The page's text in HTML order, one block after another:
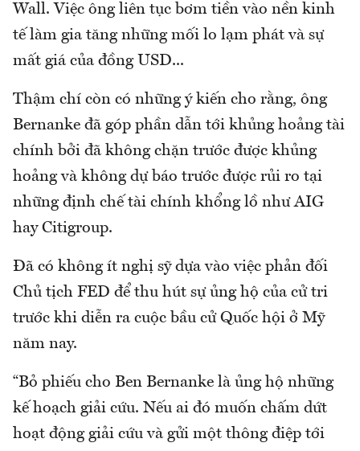
Wall. Việc ông liên tục bơm tiền vào nền kinh
tế làm gia tăng những mối lo lạm phát và sự
mất giá của đồng USD...
Thậm chí còn có những ý kiến cho rằng, ông
Bernanke đã góp phần dẫn tới khủng hoảng tài
chính bởi đã không chặn trước được khủng
hoảng và không dự báo trước được rủi ro tại
những định chế tài chính khổng lồ như AIG
hay Citigroup.
Đã có không ít nghị sỹ dựa vào việc phản đối
Chủ tịch FED để thu hút sự ủng hộ của cử tri
trước khi diễn ra cuộc bầu cử Quốc hội ở Mỹ
năm nay.
“Bỏ phiếu cho Ben Bernanke là ủng hộ những
kế hoạch giải cứu. Nếu ai đó muốn chấm dứt
hoạt động giải cứu và gửi một thông điệp tới